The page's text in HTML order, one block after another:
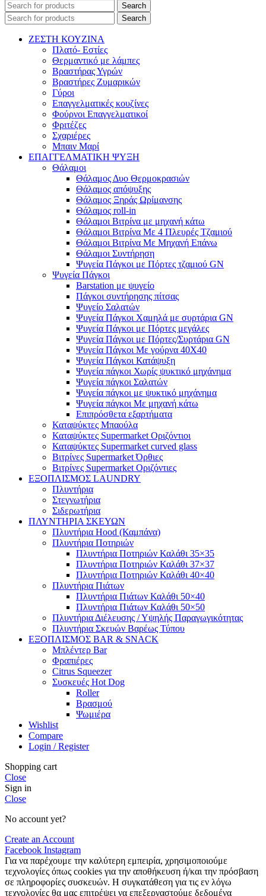
Search
Search
ΖΕΣΤΗ ΚΟΥΖΙΝΑ
Πλατό- Εστίες
Θερμαντικό με λάμπες
Βραστήρας Υγρών
Βραστήρες Ζυμαρικών
Γύροι
Επαγγελματικές κουζίνες
Φούρνοι Επαγγελματικοί
Φριτέζες
Σχαριέρες
Μπαιν Μαρί
ΕΠΑΓΓΕΛΜΑΤΙΚΗ ΨΥΞΗ
Θάλαμοι
Θάλαμος Δυο Θερμοκρασιών
Θάλαμος απόψυξης
Θάλαμος Ξηράς Ωρίμανσης
Θάλαμος roll-in
Θάλαμοι Βιτρίνα με μηχανή κάτω
Θάλαμοι Βιτρίνα Με 4 Πλευρές Τζαμιού
Θάλαμοι Βιτρίνα Με Μηχανή Επάνω
Θάλαμοι Συντήρηση
Ψυγεία Πάγκοι με Πόρτες τζαμιού GN
Ψυγεία Πάγκοι
Barstation με ψυγείο
Πάγκοι συντήρησης πίτσας
Ψυγείο Σαλατών
Ψυγεία Πάγκοι Χαμηλά με συρτάρια GN
Ψυγεία Πάγκοι με Πόρτες μεγάλες
Ψυγεία Πάγκοι με Πόρτες/Συρτάρια GN
Ψυγεία Πάγκοι Με γούρνα 40Χ40
Ψυγεία Πάγκοι Κατάψυξη
Ψυγεία πάγκοι Χωρίς ψυκτικό μηχάνημα
Ψυγεία πάγκοι Σαλατών
Ψυγεία πάγκοι με ψυκτικό μηχάνημα
Ψυγεία πάγκοι Με μηχανή κάτω
Επιπρόσθετα εξαρτήματα
Καταψύκτες Μπαούλα
Καταψύκτες Supermarket Οριζόντιοι
Καταψύκτες Supermarket curved glass
Βιτρίνες Supermarket Όρθιες
Βιτρίνες Supermarket Οριζόντιες
ΕΞΟΠΛΙΣΜΟΣ LAUNDRY
Πλυντήρια
Στεγνωτήρια
Σιδερωτήρια
ΠΛΥΝΤΗΡΙΑ ΣΚΕΥΩΝ
Πλυντήρια Hood (Καμπάνα)
Πλυντήρια Ποτηριών
Πλυντήρια Ποτηριών Καλάθι 35×35
Πλυντήρια Ποτηριών Καλάθι 37×37
Πλυντήρια Ποτηριών Καλάθι 40×40
Πλυντήρια Πιάτων
Πλυντήρια Πιάτων Καλάθι 50×40
Πλυντήρια Πιάτων Καλάθι 50×50
Πλυντήρια Διέλευσης / Υψηλής Παραγωγικότητας
Πλυντήρια Σκευών Βαρέως Τύπου
ΕΞΟΠΛΙΣΜΟΣ BAR & SNACK
Μπλέντερ Bar
Φραπιέρες
Citrus Squeezer
Συσκευές Hot Dog
Roller
Βρασμού
Ψωμιέρα
Wishlist
Compare
Login / Register
Shopping cart
Close
Sign in
Close
No account yet?
Create an Account
Facebook Instagram
Για να παρέχουμε την καλύτερη εμπειρία, χρησιμοποιούμε
τεχνολογίες όπως cookies για την αποθήκευση ή/και την πρόσβαση
σε πληροφορίες συσκευών. Η συγκατάθεση για τις εν λόγω
τεχνολογίες θα μας επιτρέψει να επεξεργαστούμε δεδομένα